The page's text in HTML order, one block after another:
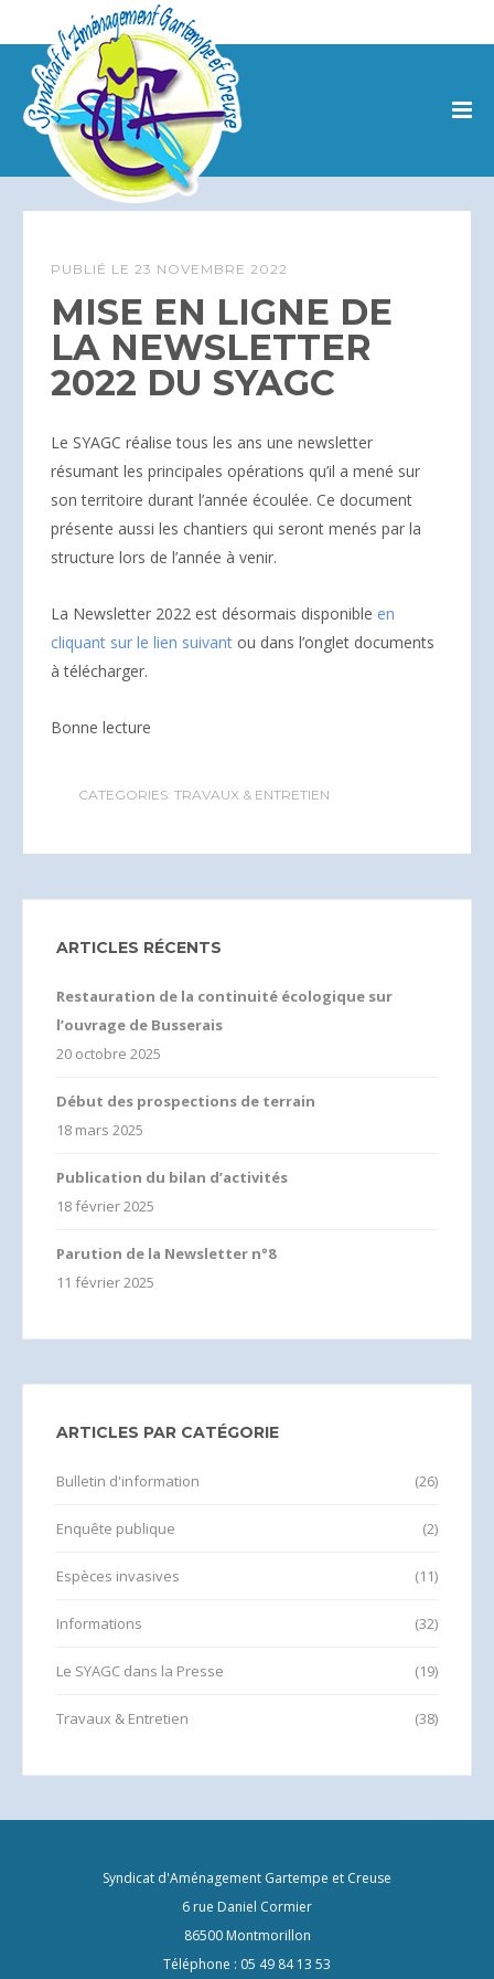
PUBLIÉ LE 23 NOVEMBRE 2022
MISE EN LIGNE DE
LA NEWSLETTER
2022 DU SYAGC
Le SYAGC réalise tous les ans une newsletter
résumant les principales opérations qu’il a mené sur
son territoire durant l’année écoulée. Ce document
présente aussi les chantiers qui seront menés par la
structure lors de l’année à venir.
La Newsletter 2022 est désormais disponible en
cliquant sur le lien suivant ou dans l’onglet documents
à télécharger.
Bonne lecture
CATEGORIES: TRAVAUX & ENTRETIEN
ARTICLES RÉCENTS
Restauration de la continuité écologique sur
l’ouvrage de Busserais
20 octobre 2025
Début des prospections de terrain
18 mars 2025
Publication du bilan d’activités
18 février 2025
Parution de la Newsletter n°8
11 février 2025
ARTICLES PAR CATÉGORIE
Bulletin d'information (26)
Enquête publique (2)
Espèces invasives (11)
Informations (32)
Le SYAGC dans la Presse (19)
Travaux & Entretien (38)
Syndicat d'Aménagement Gartempe et Creuse
6 rue Daniel Cormier
86500 Montmorillon
Téléphone : 05 49 84 13 53